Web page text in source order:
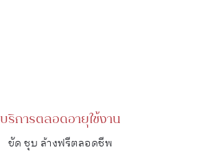
บริการตลอดอายุใช้งาน
ขัด ชุบ ล้างฟรีตลอดชีพ